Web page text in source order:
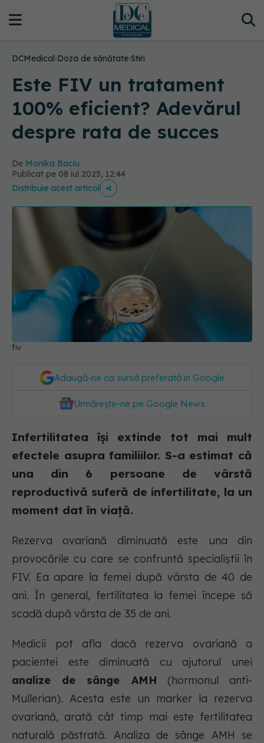
DCMedical›Doza de sănătate›Stiri
Este FIV un tratament
100% eficient? Adevărul
despre rata de succes
De Monika Baciu
Publicat pe 08 iul 2025, 12:44
Distribuie acest articol
fiv
Adaugă-ne ca sursă preferată în Google
Urmărește-ne pe Google News
Infertilitatea își extinde tot mai mult
efectele asupra familiilor. S-a estimat că
una din 6 persoane de vârstă
reproductivă suferă de infertilitate, la un
moment dat în viață.
Rezerva ovariană diminuată este una din
provocările cu care se confruntă specialiștii în
FIV. Ea apare la femei după vârsta de 40 de
ani. În general, fertilitatea la femei începe să
scadă după vârsta de 35 de ani.
Medicii pot afla dacă rezerva ovariană a
pacientei este diminuată cu ajutorul unei
analize de sânge AMH (hormonul anti-
Mullerian). Acesta este un marker la rezerva
ovariană, arată cât timp mai este fertilitatea
naturală păstrată. Analiza de sânge AMH se